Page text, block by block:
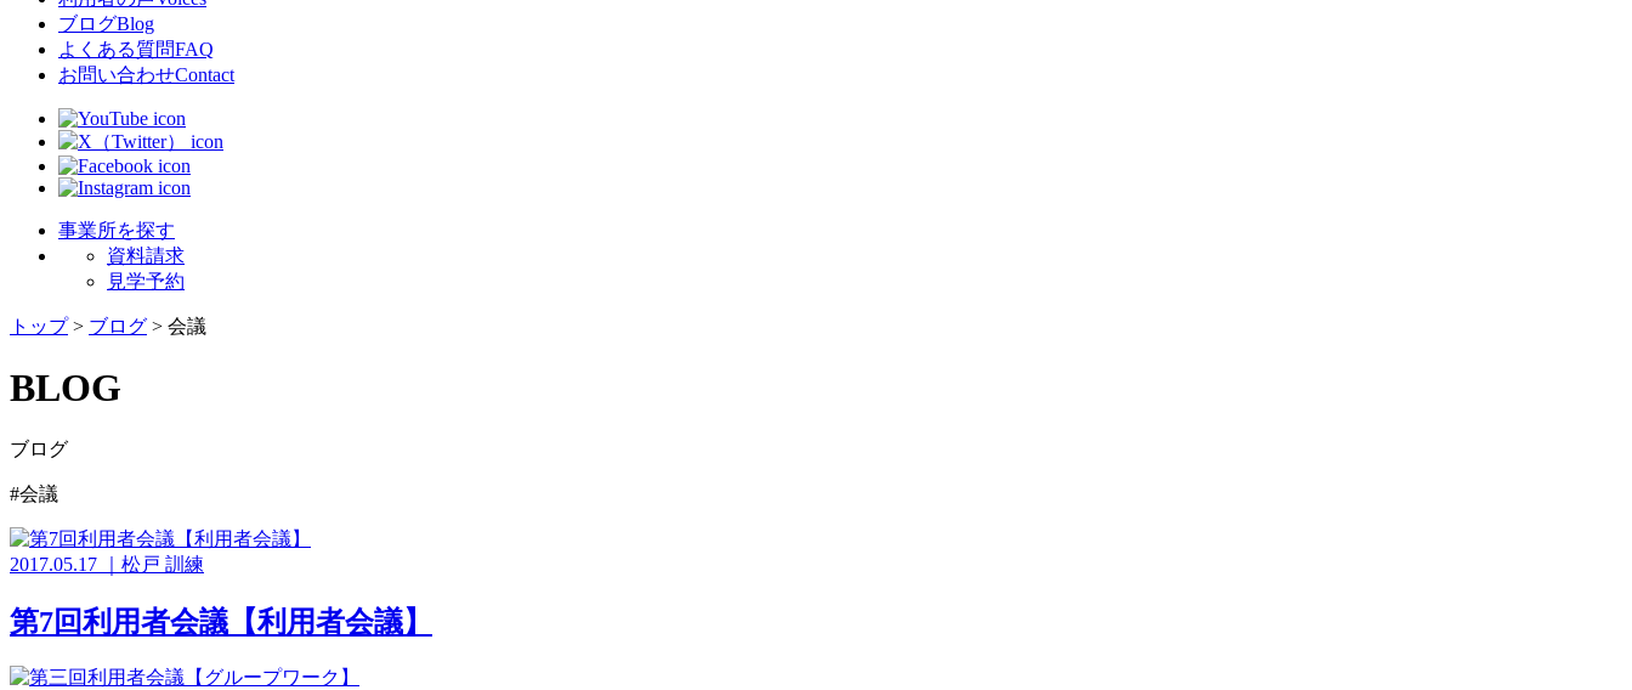
ブログBlog
よくある質問FAQ
お問い合わせContact
事業所を探す
資料請求
見学予約
トップ> ブログ > 会議
BLOG
ブログ
#会議
2017.05.17 松戸 訓練
第7回利用者会議【利用者会議】